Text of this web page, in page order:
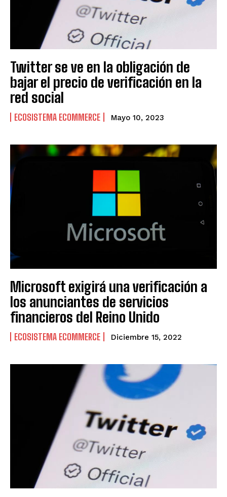
Twitter se ve en la obligación de
bajar el precio de verificación en la
red social
ECOSISTEMA ECOMMERCE Mayo 10, 2023
Microsoft exigirá una verificación a
los anunciantes de servicios
financieros del Reino Unido
ECOSISTEMA ECOMMERCE Diciembre 15, 2022